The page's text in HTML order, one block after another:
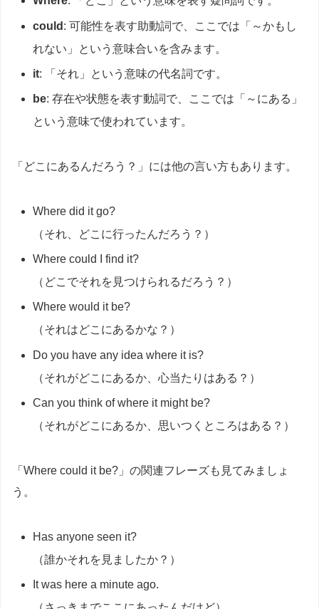
could : 可能性を表す助動詞で、ここでは「～かもし
れない」という意味合いを含みます。
it: 「それ」という意味の代名詞です。
be: 存在や状態を表す動詞で、ここでは「～にある」
という意味で使われています。
「どこにあるんだろう？」には他の言い方もあります。
Where did it go?
（それ、どこに行ったんだろう？）
Where could I find it?
（どこでそれを見つけられるだろう？）
Where would it be?
（それはどこにあるかな？）
Do you have any idea where it is?
（それがどこにあるか、心当たりはある？）
Can you think of where it might be?
（それがどこにあるか、思いつくところはある？）
「Where could it be?」の関連フレーズも見てみましょ
う。
Has anyone seen it?
（誰かそれを見ましたか？）
It was here a minute ago.